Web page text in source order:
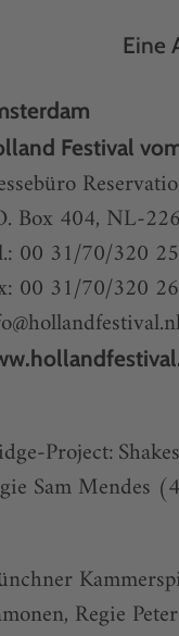
Eine
Festival
Box 404, NL-
00 31/70/320
00 31/70/320
Project:
Sam Mendes
Regie